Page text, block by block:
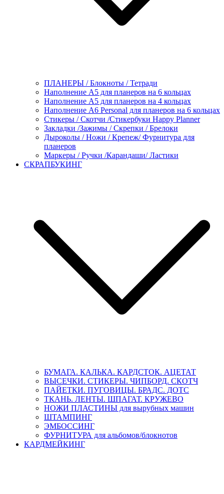
ПЛАНЕРЫ / Блокноты / Тетради
Наполнение А5 для планеров на 6 кольцах
Наполнение А5 для планеров на 4 кольцах
Наполнение А6 Personal для планеров на 6 кольцах
Стикеры / Скотчи /Стикербуки Happy Planner
Закладки /Зажимы / Скрепки / Брелоки
Дыроколы / Ножи / Крепеж/ Фурнитура для
планеров
Маркеры / Ручки /Карандаши/ Ластики
СКРАПБУКИНГ
БУМАГА. КАЛЬКА. КАРДСТОК. АЦЕТАТ
ВЫСЕЧКИ. СТИКЕРЫ. ЧИПБОРД. СКОТЧ
ПАЙЕТКИ. ПУГОВИЦЫ. БРАДС. ДОТС
ТКАНЬ. ЛЕНТЫ. ШПАГАТ. КРУЖЕВО
НОЖИ ПЛАСТИНЫ для вырубных машин
ШТАМПИНГ
ЭМБОССИНГ
ФУРНИТУРА для альбомов/блокнотов
КАРДМЕЙКИНГ